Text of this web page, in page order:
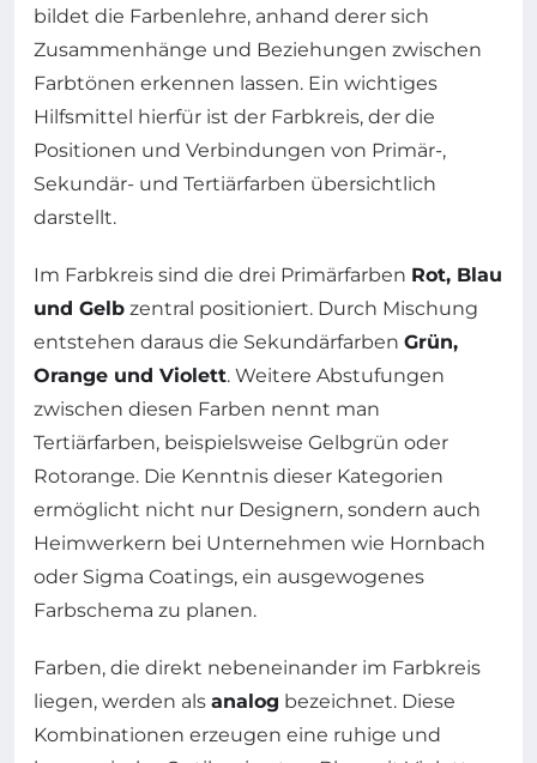
bildet die Farbenlehre, anhand derer sich
Zusammenhänge und Beziehungen zwischen
Farbtönen erkennen lassen. Ein wichtiges
Hilfsmittel hierfür ist der Farbkreis, der die
Positionen und Verbindungen von Primär-,
Sekundär- und Tertiärfarben übersichtlich
darstellt.
Im Farbkreis sind die drei Primärfarben Rot, Blau
und Gelb zentral positioniert. Durch Mischung
entstehen daraus die Sekundärfarben Grün,
Orange und Violett. Weitere Abstufungen
zwischen diesen Farben nennt man
Tertiärfarben, beispielsweise Gelbgrün oder
Rotorange. Die Kenntnis dieser Kategorien
ermöglicht nicht nur Designern, sondern auch
Heimwerkern bei Unternehmen wie Hornbach
oder Sigma Coatings, ein ausgewogenes
Farbschema zu planen.
Farben, die direkt nebeneinander im Farbkreis
liegen, werden als analog bezeichnet. Diese
Kombinationen erzeugen eine ruhige und